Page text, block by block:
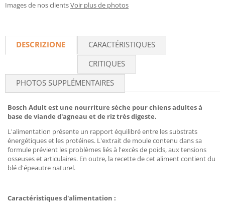
Images de nos clientsVoir plus de photos
DESCRIZIONE
CARACTÉRISTIQUES
CRITIQUES
PHOTOS SUPPLÉMENTAIRES
Bosch Adult est une nourriture sèche pour chiens adultes à
base de viande d'agneau et de riz très digeste.
L'alimentation présente un rapport équilibré entre les substrats
énergétiques et les protéines. L'extrait de moule contenu dans sa
formule prévient les problèmes liés à l'excès de poids, aux tensions
osseuses et articulaires. En outre, la recette de cet aliment contient du
blé d'épeautre naturel.
Caractéristiques d'alimentation :